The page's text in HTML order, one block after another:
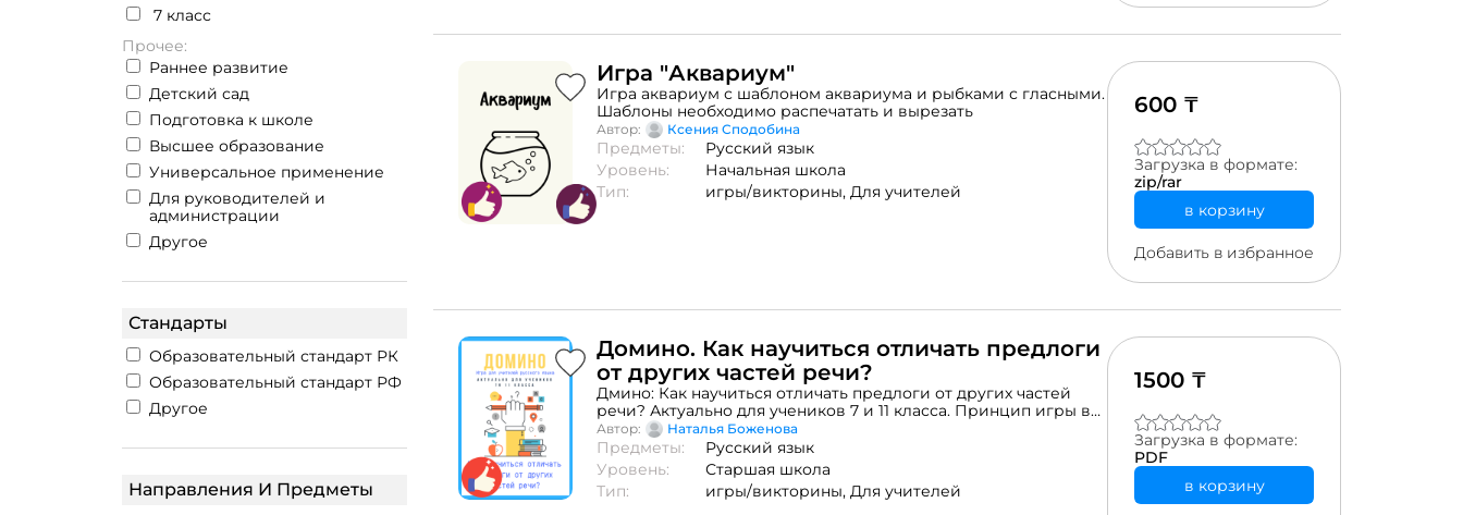
7 класс
Прочее:
Раннее развитие
Детский сад
Подготовка к школе
Высшее образование
Универсальное применение
Для руководителей и
администрации
Другое
Стандарты
Образовательный стандарт РК
Образовательный стандарт РФ
Другое
Направления И Предметы
развитие познавательной активности учащихся за счет
оптимизации учебного процесса. Интерактивные задания в
учебнике расширяют содержание предмета.
Игра "Аквариум"
Игра аквариум с шаблоном аквариума и рыбками с гласными.
Шаблоны необходимо распечатать и вырезать
Автор: Ксения Сподобина
Предметы:
Русский язык
Уровень:
Начальная школа
Тип:
игры/викторины, Для учителей
600 ₸
Загрузка в формате:
zip/rar
в корзину
Добавить в избранное
Домино. Как научиться отличать предлоги
от других частей речи?
Дмино: Как научиться отличать предлоги от других частей
речи? Актуально для учеников 7 и 11 класса. Принцип игры в
домино вы знаете, верно?Рекомендую заранее продумать,
сколько карточек будете раздавать участникам. Оптимально
по 5 карточек, можно поделить участников на команды. Также
рекомендую заранее обсудить штрафы на случай, если
карточка поставлена неверно.Штрафом может быть лишняя
Автор: Наталья Боженова
Предметы:
Русский язык
Уровень:
Старшая школа
Тип:
игры/викторины, Для учителей
1500 ₸
Загрузка в формате:
PDF
в корзину